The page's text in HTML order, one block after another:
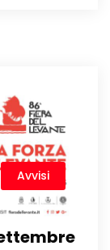
Avvisi